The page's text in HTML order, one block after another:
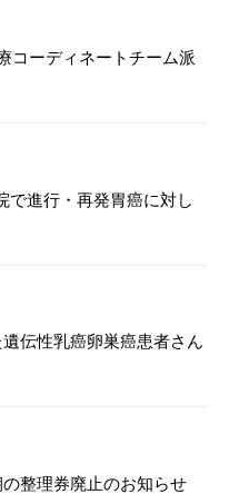
コーディネートチーム派
で進行・再発胃癌に対し
伝性乳癌卵巣癌患者さん
整理券廃止のお知らせ